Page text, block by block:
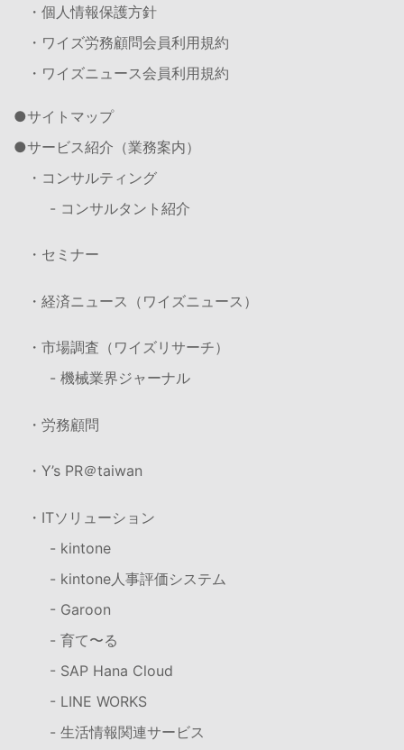
・個人情報保護方針
・ワイズ労務顧問会員利用規約
・ワイズニュース会員利用規約
サイトマップ
サービス紹介（業務案内）
・コンサルティング
- コンサルタント紹介
・セミナー
・経済ニュース（ワイズニュース）
・市場調査（ワイズリサーチ）
- 機械業界ジャーナル
・労務顧問
・Y’s PR＠taiwan
・ITソリューション
- kintone
- kintone人事評価システム
- Garoon
- 育て〜る
- SAP Hana Cloud
- LINE WORKS
- 生活情報関連サービス